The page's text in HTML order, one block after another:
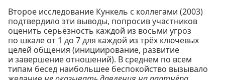
Второе исследование Кункель с коллегами (2003)
подтвердило эти выводы, попросив участников
оценить серьёзность каждой из восьми угроз
по шкале от 1 до 7 для каждой из трёх ключевых
целей общения (инициирование, развитие
и завершение отношений). В среднем по всем
типам бесед наибольшее беспокойство вызывало